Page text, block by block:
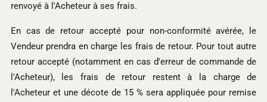
renvoyé à l'Acheteur à ses frais.
En cas de retour accepté pour non-conformité avérée, le
Vendeur prendra en charge les frais de retour. Pour tout autre
retour accepté (notamment en cas d'erreur de commande de
l'Acheteur), les frais de retour restent à la charge de
l'Acheteur et une décote de 15 % sera appliquée pour remise